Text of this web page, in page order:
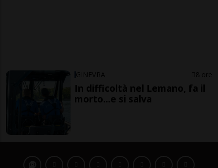
GINEVRA 8 ore
In difficoltà nel Lemano, fa il
morto...e si salva